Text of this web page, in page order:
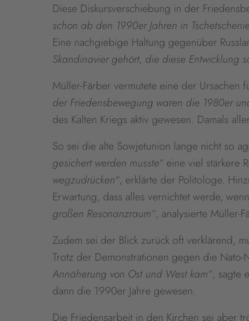
Diese Diskursverschiebung in der
schon ab den 1990er Jahren in
Eine nachgiebige Haltung gegenüber
Skandinavier gehört, die diese Entwicklung
Müller-Färber vermutete eine der Ursachen
der Friedensbewegung waren die 1980er
des Kalten Kriegs aktiv gewesen. Damals
So sei die alte Sowjetunion lange nicht so
gesichert werden musste“ eine viel stärkere
wegzudrücken“, erklärte der Politologe.
Erwartung, dass alles vernichtet werde,
großen Resonanzraum“, analysierte Müller-
Zudem sei der Blick zurück oft verklärend,
Trotz der Demonstrationen gegen die
Annäherung von Ost und West kam“, sagte
dann die 1990er Jahre gewesen.
Die Friedensarbeit in den Kirchen sei aber